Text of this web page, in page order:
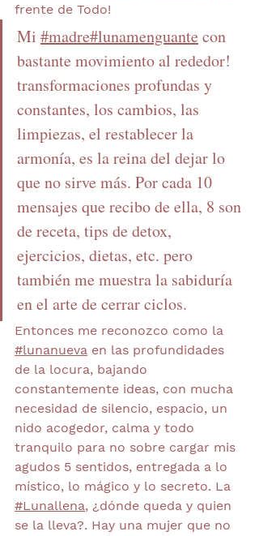
frente de Todo!
Mi #madre#lunamenguante con
bastante movimiento al rededor!
transformaciones profundas y
constantes, los cambios, las
limpiezas, el restablecer la
armonía, es la reina del dejar lo
que no sirve más. Por cada 10
mensajes que recibo de ella, 8 son
de receta, tips de detox,
ejercicios, dietas, etc. pero
también me muestra la sabiduría
en el arte de cerrar ciclos.
Entonces me reconozco como la
#lunanueva en las profundidades
de la locura, bajando
constantemente ideas, con mucha
necesidad de silencio, espacio, un
nido acogedor, calma y todo
tranquilo para no sobre cargar mis
agudos 5 sentidos, entregada a lo
místico, lo mágico y lo secreto. La
#Lunallena, ¿dónde queda y quien
se la lleva?. Hay una mujer que no